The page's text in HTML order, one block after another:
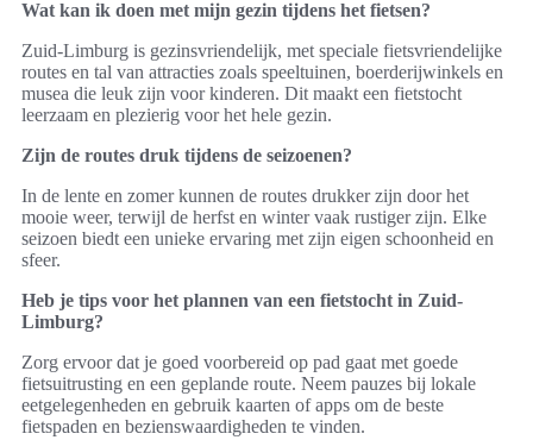
Wat kan ik doen met mijn gezin tijdens het fietsen?
Zuid-Limburg is gezinsvriendelijk, met speciale fietsvriendelijke
routes en tal van attracties zoals speeltuinen, boerderijwinkels en
musea die leuk zijn voor kinderen. Dit maakt een fietstocht
leerzaam en plezierig voor het hele gezin.
Zijn de routes druk tijdens de seizoenen?
In de lente en zomer kunnen de routes drukker zijn door het
mooie weer, terwijl de herfst en winter vaak rustiger zijn. Elke
seizoen biedt een unieke ervaring met zijn eigen schoonheid en
sfeer.
Heb je tips voor het plannen van een fietstocht in Zuid-
Limburg?
Zorg ervoor dat je goed voorbereid op pad gaat met goede
fietsuitrusting en een geplande route. Neem pauzes bij lokale
eetgelegenheden en gebruik kaarten of apps om de beste
fietspaden en bezienswaardigheden te vinden.